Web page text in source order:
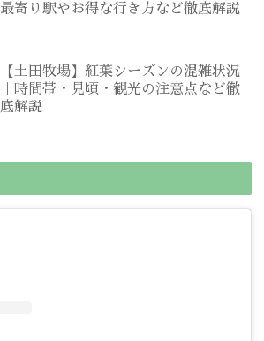
最寄り駅やお得な行き方など徹底解説
【土田牧場】紅葉シーズンの混雑状況
｜時間帯・見頃・観光の注意点など徹
底解説